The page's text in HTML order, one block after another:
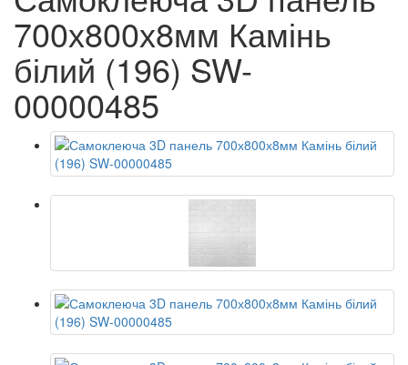
700х800х8мм Камінь
білий (196) SW-
00000485